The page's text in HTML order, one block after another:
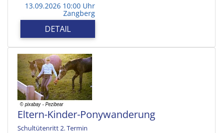
13.09.2026 10:00 Uhr
Zangberg
DETAIL
Eltern-Kinder-Ponywanderung
Schultütenritt 2. Termin